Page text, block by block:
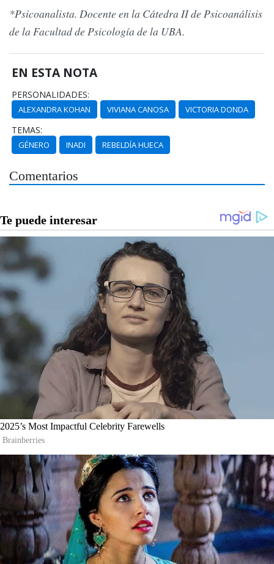
*Psicoanalista. Docente en la Cátedra II de Psicoanálisis
de la Facultad de Psicología de la UBA.
EN ESTA NOTA
PERSONALIDADES:
ALEXANDRA KOHAN VIVIANA CANOSA VICTORIA DONDA
TEMAS:
GÉNERO INADI REBELDÍA HUECA
Comentarios